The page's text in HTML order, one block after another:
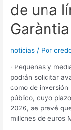
de una
Garàntia
noticias / Por
· Pequeñas y
podrán solicitar
como de inversión
público, cuyo
2026, se prevé
millones de euros